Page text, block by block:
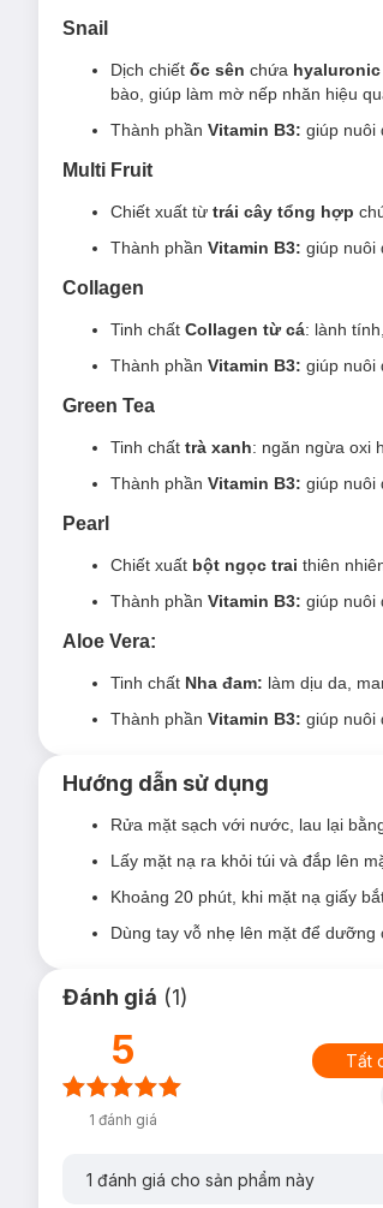
Multi Fruit:Chiết xuất từtrái cây
còn bổ sung
vitamin B3 cải thiện
Collagen: Tinh chấtCollagen từ
nuôi dưỡng da sáng hồng, hỗ trợ
Green Tea:
phầnVitamin B3 nuôi dưỡng
Snail
Dịch chiết ốc sên chứa
bào, giúp làm mờ nếp nhăn hiệu
Thành phần Vitamin B3: giúp nuôi
Multi Fruit
Chiết xuất từ trái cây tổng hợp
Thành phần Vitamin B3: giúp nuôi
Collagen
Tinh chất Collagen từ cá: lành
Thành phần Vitamin B3: giúp nuôi
Green Tea
Tinh chất trà xanh: ngăn ngừa oxi
Thành phần Vitamin B3: giúp nuôi
Pearl
Chiết xuất bột ngọc trai thiên
Thành phần Vitamin B3: giúp nuôi
Aloe Vera:
Tinh chất Nha đam: làm dịu da,
Thành phần Vitamin B3: giúp nuôi
Hướng dẫn sử dụng
Rửa mặt sạch với nước, lau lại
Lấy mặt nạ ra khỏi túi và đắp lên
Khoảng 20 phút, khi mặt nạ giấy
Dùng tay vỗ nhẹ lên mặt để dưỡng
Đánh giá (1)
5
1 đánh giá
Tất
1 đánh giá cho sản phẩm này